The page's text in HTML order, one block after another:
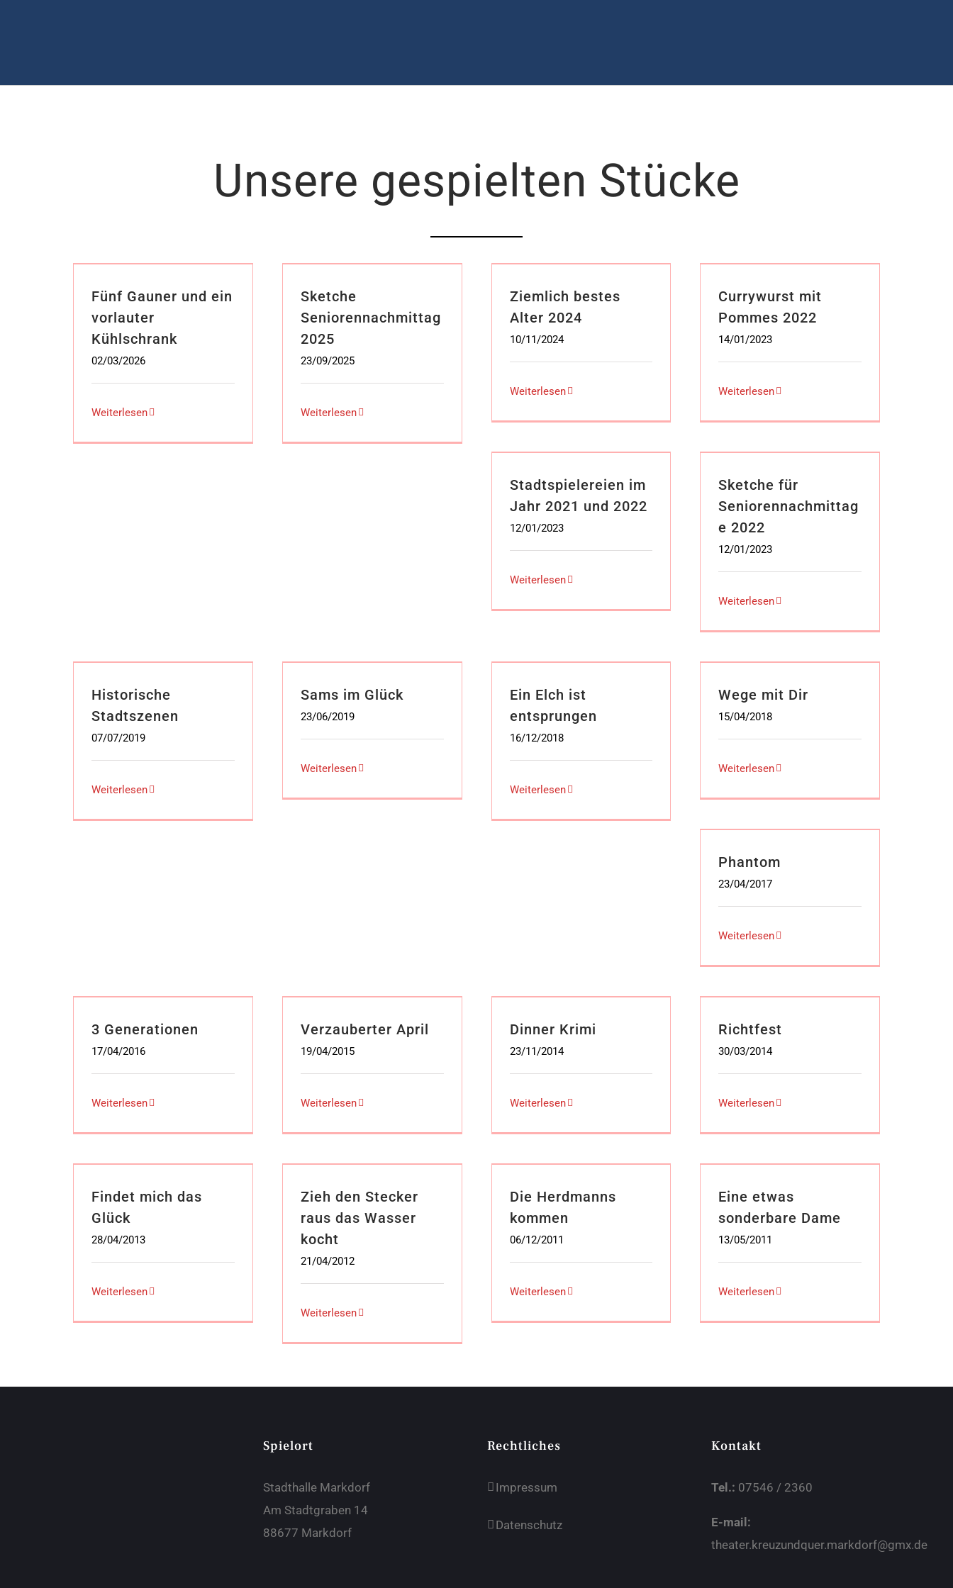
Unsere gespielten Stücke
Fünf Gauner und ein
vorlauter
Kühlschrank
02/03/2026
Weiterlesen
Sketche
Seniorennachmittag
2025
23/09/2025
Weiterlesen
Ziemlich bestes
Alter 2024
10/11/2024
Weiterlesen
Currywurst mit
Pommes 2022
14/01/2023
Weiterlesen
Stadtspielereien im
Jahr 2021 und 2022
12/01/2023
Weiterlesen
Sketche für
Seniorennachmittag
e 2022
12/01/2023
Weiterlesen
Historische
Stadtszenen
07/07/2019
Weiterlesen
Sams im Glück
23/06/2019
Weiterlesen
Ein Elch ist
entsprungen
16/12/2018
Weiterlesen
Wege mit Dir
15/04/2018
Weiterlesen
Phantom
23/04/2017
Weiterlesen
3 Generationen
17/04/2016
Weiterlesen
Verzauberter April
19/04/2015
Weiterlesen
Dinner Krimi
23/11/2014
Weiterlesen
Richtfest
30/03/2014
Weiterlesen
Findet mich das
Glück
28/04/2013
Weiterlesen
Zieh den Stecker
raus das Wasser
kocht
21/04/2012
Weiterlesen
Die Herdmanns
kommen
06/12/2011
Weiterlesen
Eine etwas
sonderbare Dame
13/05/2011
Weiterlesen
Spielort
Stadthalle Markdorf
Am Stadtgraben 14
88677 Markdorf
Rechtliches
Impressum
Datenschutz
Kontakt
Tel.: 07546 / 2360
E-mail:
theater.kreuzundquer.markdorf@gmx.de